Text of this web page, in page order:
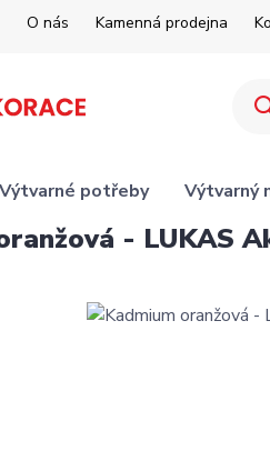
O nás Kamenná prodejna
Výtvarné potřeby Výtvarný
- LUKAS